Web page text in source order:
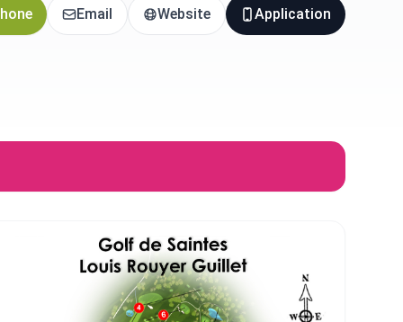
Email Website Application